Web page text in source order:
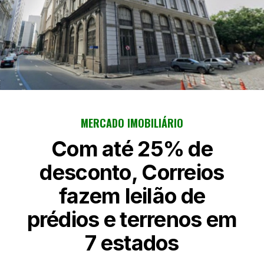
MERCADO IMOBILIÁRIO
Com até 25% de
desconto, Correios
fazem leilão de
prédios e terrenos em
7 estados